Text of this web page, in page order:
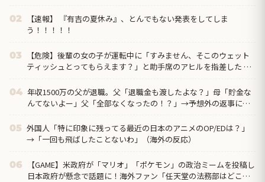
02
【速報】 『有吉の夏休み』、とんでもない発表をしてしま
う！！！！！
03
【危険】後輩の女の子が運転中に「すみません、そこのウェット
ティッシュとってもらえます？」と助手席のアヒルを指差した →
04 年収1500万の父が退職。父「退職金も渡したよな？」母「貯金な
んてないよー」父「全部なくなったの！？」→予想外の返事に家
05 外国人「特に印象に残ってる最近の日本のアニメのOP/EDは？」
→「一回も飛ばしたことないわ」（海外の反応）
06
【GAME】米政府が「マリオ」「ポケモン」の政治ミームを投稿し
日本政府が懸念で話題に！海外ファン「任天堂の法務部はどこ行